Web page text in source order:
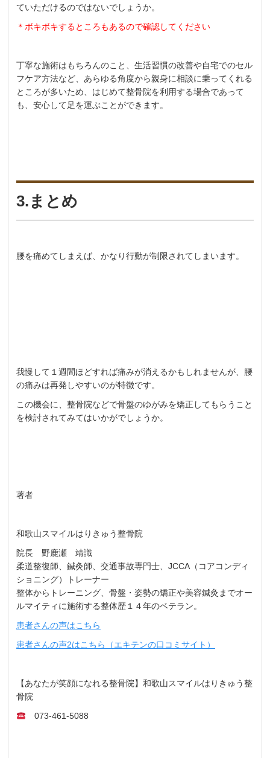
ていただけるのではないでしょうか。
＊ボキボキするところもあるので確認してください
丁寧な施術はもちろんのこと、生活習慣の改善や自宅でのセル
フケア方法など、あらゆる角度から親身に相談に乗ってくれる
ところが多いため、はじめて整骨院を利用する場合であって
も、安心して足を運ぶことができます。
3.まとめ
腰を痛めてしまえば、かなり行動が制限されてしまいます。
我慢して１週間ほどすれば痛みが消えるかもしれませんが、腰
の痛みは再発しやすいのが特徴です。
この機会に、整骨院などで骨盤のゆがみを矯正してもらうこと
を検討されてみてはいかがでしょうか。
著者
和歌山スマイルはりきゅう整骨院
院長 野鹿瀬 靖識
柔道整復師、鍼灸師、交通事故専門士、JCCA（コアコンディ
ショニング）トレーナー
整体からトレーニング、骨盤・姿勢の矯正や美容鍼灸までオー
ルマイティに施術する整体歴１４年のベテラン。
患者さんの声はこちら
患者さんの声2はこちら（エキテンの口コミサイト）
【あなたが笑顔になれる整骨院】和歌山スマイルはりきゅう整
骨院
073-461-5088